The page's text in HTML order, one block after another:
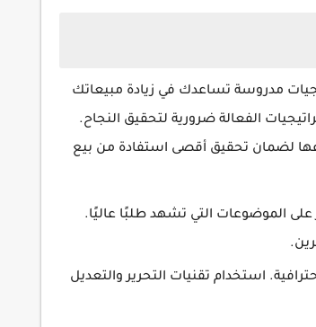
مدروسة تساعدك في زيادة مبيعاتك
الفعالة ضرورية لتحقيق النجاح.
لضمان تحقيق أقصى استفادة من بيع
على الموضوعات التي تشهد طلبًا عاليًا.
استخدام تقنيات التحرير والتعديل